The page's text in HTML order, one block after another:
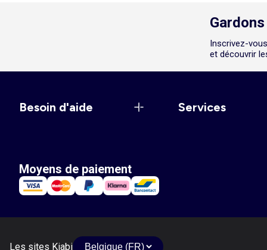
Inscrivez-
et découvrir
Besoin d'aide Services
Moyens de paiement
Les sites Kiabi